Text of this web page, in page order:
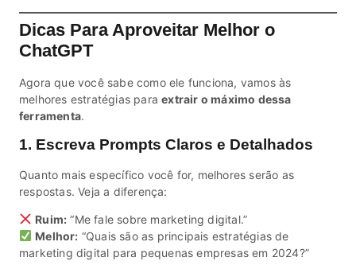
Dicas Para Aproveitar Melhor o
ChatGPT
Agora que você sabe como ele funciona, vamos às
melhores estratégias paraextrair o máximo dessa
ferramenta.
1. Escreva Prompts Claros e Detalhados
Quanto mais específico você for, melhores serão as
respostas. Veja a diferença:
Ruim: “Me fale sobre marketing digital.”
Melhor: “Quais são as principais estratégias de
marketing digital para pequenas empresas em 2024?”